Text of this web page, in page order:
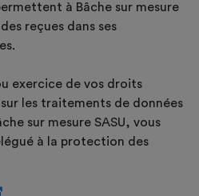
à Bâche sur mesure
reçues dans ses
exercice de vos droits
les traitements de données
sur mesure SASU, vous
à la protection des